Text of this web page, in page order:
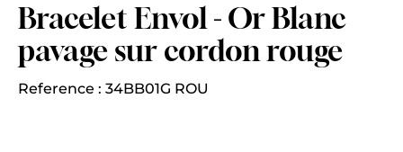
Bracelet Envol - Or Blanc
pavage sur cordon rouge
Reference : 34BB01G ROU